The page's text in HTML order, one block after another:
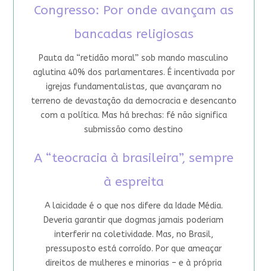
Congresso: Por onde avançam as
bancadas religiosas
Pauta da “retidão moral” sob mando masculino
aglutina 40% dos parlamentares. É incentivada por
igrejas fundamentalistas, que avançaram no
terreno de devastação da democracia e desencanto
com a política. Mas há brechas: fé não significa
submissão como destino
A “teocracia à brasileira”, sempre
à espreita
A laicidade é o que nos difere da Idade Média.
Deveria garantir que dogmas jamais poderiam
interferir na coletividade. Mas, no Brasil,
pressuposto está corroído. Por que ameaçar
direitos de mulheres e minorias – e à própria